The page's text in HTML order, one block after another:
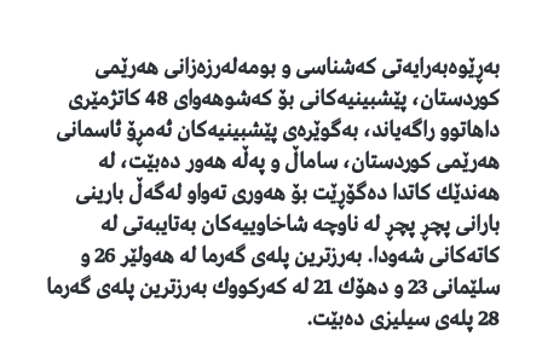
بەڕێوەبەرایەتی كەشناسی و بومەلەرزەزانی ھەرێمی
كوردستان، پێشبینیەكانی بۆ كەشوھەوای 48 كاتژمێری
داھاتوو راگەیاند، بەگوێرەی پێشبینیەكان ئەمڕۆ ئاسمانی
ھەرێمی كوردستان، ساماڵ و پەڵە ھەور دەبێت، لە
ھەندێك كاتدا دەگۆڕێت بۆ ھەوری تەواو لەگەڵ بارینی
بارانی پچڕ پچڕ لە ناوچە شاخاوییەكان بەتایبەتی لە
كاتەكانی شەودا. بەرزترین پلەی گەرما لە ھەولێر 26 و
سلێمانی 23 و دھۆك 21 لە كەركووك بەرزترین پلەی گەرما
28 پلەی سیلیزی دەبێت.